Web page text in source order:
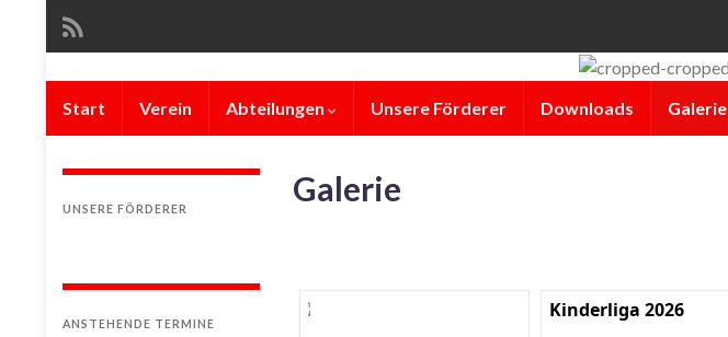
Start Verein Abteilungen Unsere Förderer Downloads Galerie
Galerie
Kinderliga 2026
UNSERE FÖRDERER
ANSTEHENDE TERMINE